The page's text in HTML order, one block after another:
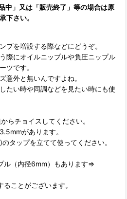
中」又は「販売終了」等の場合は原
下さい。
プを増設する際などにどうぞ。
際にオイルニップルや負圧ニップル
ツです。
意外と無いんですよね。
たい時や同調などを見たい時にも使
らチョイスしてください。
があります。
タップを立てて使ってください。
ル（内径6mm）もあります⇒
ことがございます。